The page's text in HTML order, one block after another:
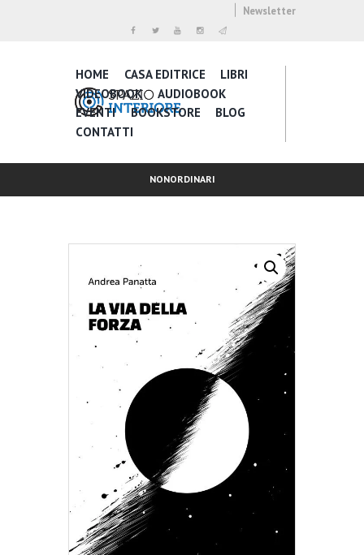
Newsletter
HOME CASA EDITRICE
LIBRI
VIDEOBOOK
AUDIOBOOK
EVENTI
BOOKSTORE
BLOG
CONTATTI
NONORDINARI